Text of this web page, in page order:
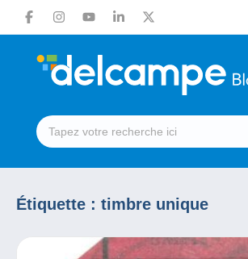
Étiquette : timbre unique